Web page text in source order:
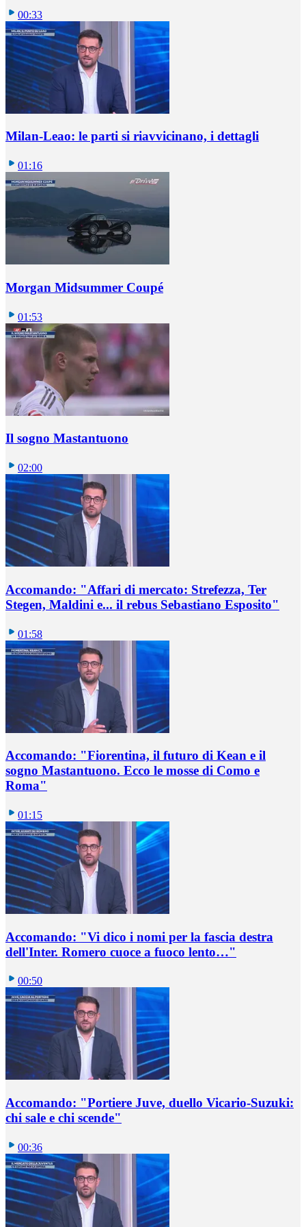
00:33
Milan-Leao: le parti si riavvicinano, i dettagli
01:16
Morgan Midsummer Coupé
01:53
Il sogno Mastantuono
02:00
Accomando: "Affari di mercato: Strefezza, Ter
Stegen, Maldini e... il rebus Sebastiano Esposito"
01:58
Accomando: "Fiorentina, il futuro di Kean e il
sogno Mastantuono. Ecco le mosse di Como e
Roma"
01:15
Accomando: "Vi dico i nomi per la fascia destra
dell'Inter. Romero cuoce a fuoco lento…"
00:50
Accomando: "Portiere Juve, duello Vicario-Suzuki:
chi sale e chi scende"
00:36